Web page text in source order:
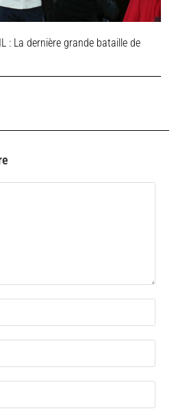
: La dernière grande bataille de